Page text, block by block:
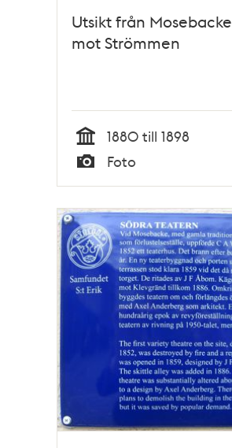
Utsikt från Mosebacke
mot Strömmen
Tid
1880 till 1898
Typ
Foto